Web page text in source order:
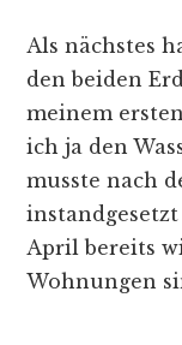
Als nächstes
den beiden
meinem
ich ja den
musste nach
April bereits
Wohnungen